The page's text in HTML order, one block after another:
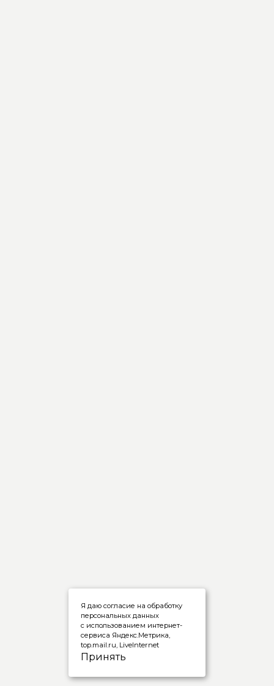
Я даю согласие на обработку
персональных данных
с использованием интернет-
сервиса Яндекс.Метрика,
top.mail.ru, LiveInternet
Принять